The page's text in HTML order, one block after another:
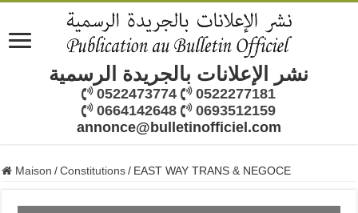
نشر الإعلانات بالجريدة الرسمية
0522473774
0522277181
0664142648
0693512159
annonce@bulletinofficiel.com
Maison / Constitutions / EAST WAY TRANS & NEGOCE